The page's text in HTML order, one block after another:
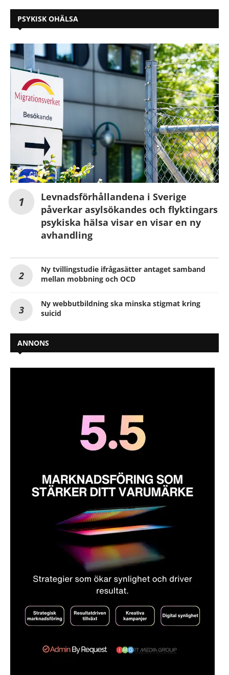
PSYKISK OHÄLSA
Levnadsförhållandena i Sverige
påverkar asylsökandes och flyktingars
psykiska hälsa visar en visar en ny
avhandling
Ny tvillingstudie ifrågasätter antaget samband
mellan mobbning och OCD
Ny webbutbildning ska minska stigmat kring
suicid
ANNONS